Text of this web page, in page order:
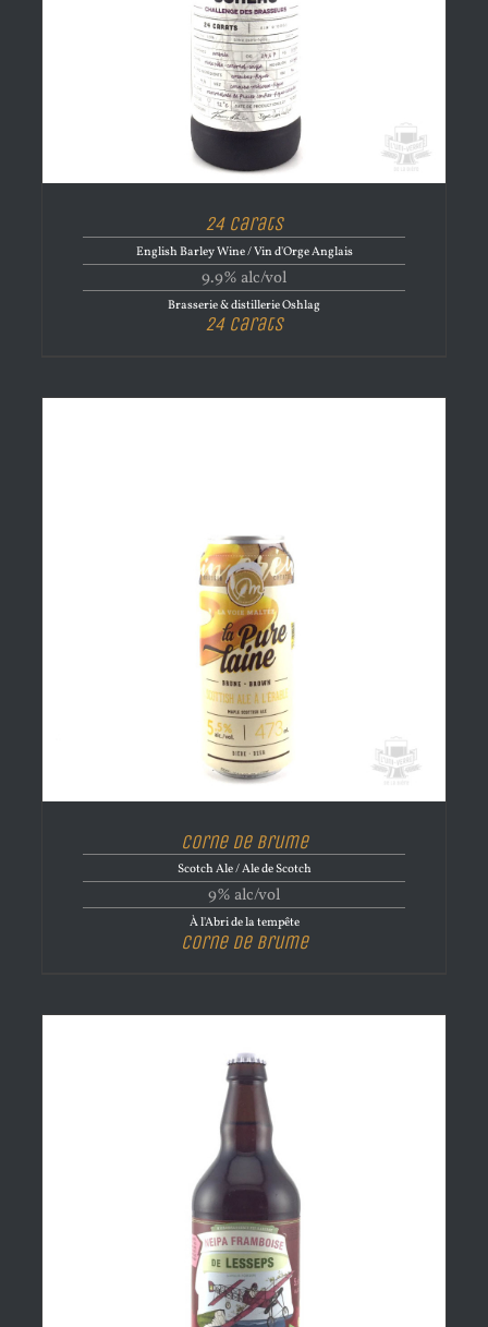
24 Carats
English Barley Wine / Vin d'Orge Anglais
9.9% alc/vol
Brasserie & distillerie Oshlag
24 Carats
Corne de brume
Scotch Ale / Ale de Scotch
9% alc/vol
À l'Abri de la tempête
Corne de brume